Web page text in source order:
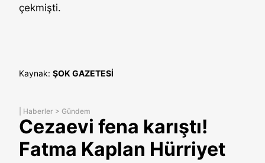
çekmişti.
Kaynak: ŞOK GAZETESİ
Haberler > Gündem
Cezaevi fena karıştı!
Fatma Kaplan Hürriyet